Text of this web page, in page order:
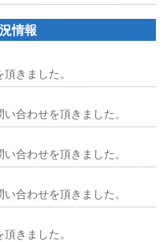
情報
きました。
合わせを頂きました。
合わせを頂きました。
合わせを頂きました。
きました。